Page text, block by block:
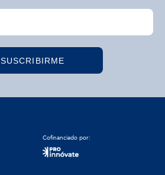
SUSCRIBIRME
Cofinanciado por: